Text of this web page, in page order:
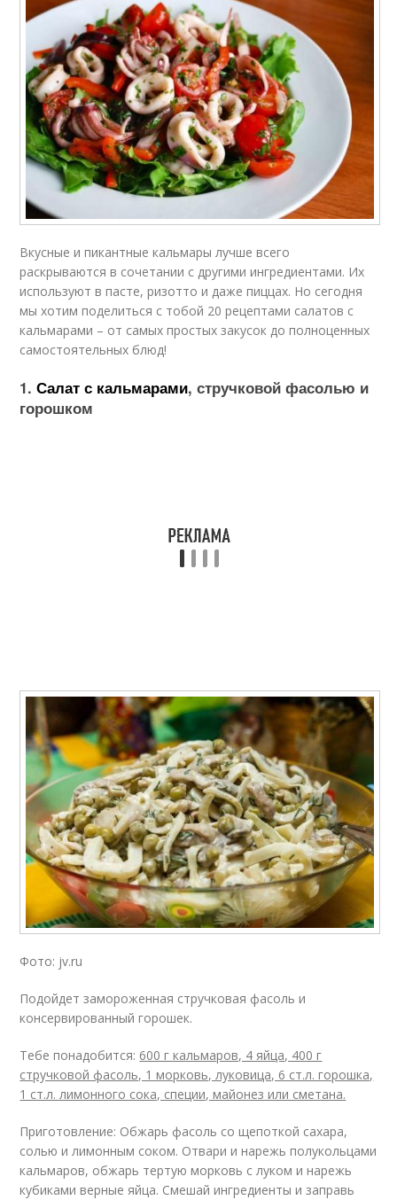
Вкусные и пикантные кальмары лучше всего
раскрываются в сочетании с другими ингредиентами. Их
используют в пасте, ризотто и даже пиццах. Но сегодня
мы хотим поделиться с тобой 20 рецептами салатов с
кальмарами – от самых простых закусок до полноценных
самостоятельных блюд!
1.Салат с кальмарами, стручковой фасолью и
горошком
Фото: jv.ru
Подойдет замороженная стручковая фасоль и
консервированный горошек.
Тебе понадобится: 600 г кальмаров, 4 яйца, 400 г
стручковой фасоль, 1 морковь, луковица, 6 ст.л. горошка,
1 ст.л. лимонного сока, специи, майонез или сметана.
Приготовление: Обжарь фасоль со щепоткой сахара,
солью и лимонным соком. Отвари и нарежь полукольцами
кальмаров, обжарь тертую морковь с луком и нарежь
кубиками верные яйца. Смешай ингредиенты и заправь